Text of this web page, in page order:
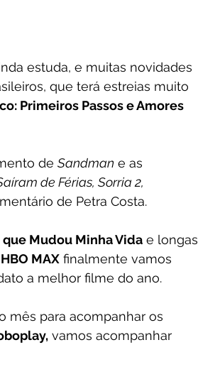
estuda, e muitas novidades
que terá estreias muito
Primeiros Passos e Amores
de Sandman e as
de Férias, Sorria 2,
de Petra Costa.
que Mudou Minha Vida e longas
HBO MAX finalmente vamos
a melhor filme do ano.
mês para acompanhar os
vamos acompanhar